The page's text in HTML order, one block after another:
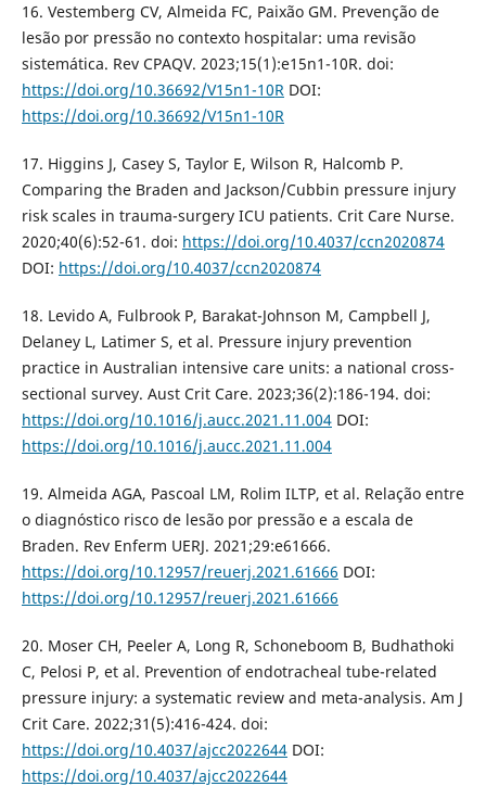
16. Vestemberg CV, Almeida FC, Paixão GM. Prevenção de
lesão por pressão no contexto hospitalar: uma revisão
sistemática. Rev CPAQV. 2023;15(1):e15n1-10R. doi:
https://doi.org/10.36692/V15n1-10RDOI:
https://doi.org/10.36692/V15n1-10R
17. Higgins J, Casey S, Taylor E, Wilson R, Halcomb P.
Comparing the Braden and Jackson/Cubbin pressure injury
risk scales in trauma-surgery ICU patients. Crit Care Nurse.
2020;40(6):52-61. doi: https://doi.org/10.4037/ccn2020874
DOI: https://doi.org/10.4037/ccn2020874
18. Levido A, Fulbrook P, Barakat-Johnson M, Campbell J,
Delaney L, Latimer S, et al. Pressure injury prevention
practice in Australian intensive care units: a national cross-
sectional survey. Aust Crit Care. 2023;36(2):186-194. doi:
https://doi.org/10.1016/j.aucc.2021.11.004DOI:
https://doi.org/10.1016/j.aucc.2021.11.004
19. Almeida AGA, Pascoal LM, Rolim ILTP, et al. Relação entre
o diagnóstico risco de lesão por pressão e a escala de
Braden. Rev Enferm UERJ. 2021;29:e61666.
https://doi.org/10.12957/reuerj.2021.61666 DOI:
https://doi.org/10.12957/reuerj.2021.61666
20. Moser CH, Peeler A, Long R, Schoneboom B, Budhathoki
C, Pelosi P, et al. Prevention of endotracheal tube-related
pressure injury: a systematic review and meta-analysis. Am J
Crit Care. 2022;31(5):416-424. doi:
https://doi.org/10.4037/ajcc2022644DOI:
https://doi.org/10.4037/ajcc2022644